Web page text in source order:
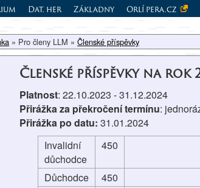
Dat. her Základny Orlí pera.cz
» Pro členy LLM » Členské příspěvky
Členské příspěvky na rok
Platnost: 22.10.2023 - 31.12.2024
Přirážka za překročení termínu:
Přirážka po datu: 31.01.2024
Invalidní
důchodce
450
Důchodce
450